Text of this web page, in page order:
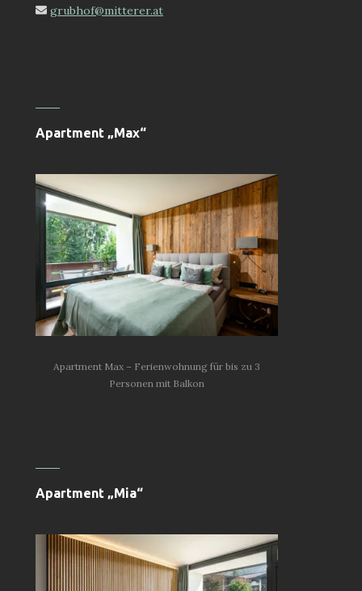
grubhof@mitterer.at
Apartment „Max“
Apartment Max – Ferienwohnung für bis zu 3
Personen mit Balkon
Apartment „Mia“